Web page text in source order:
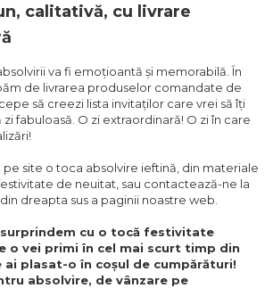
calitativă, cu livrare
va fi emoțioantă și memorabilă. În
de livrarea produselor comandate de
să creezi lista invitaților care vrei să îți
fabuloasă. O zi extraordinară! O zi în care
site o toca absolvire ieftină, din materiale
de neuitat, sau contactează-ne la
dreapta sus a paginii noastre web.
cu o tocă festivitate
o vei primi în cel mai scurt timp din
ai plasat-o în coșul de cumpărături!
absolvire, de vânzare pe